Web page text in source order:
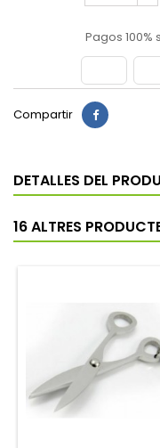
Pagos 100%
Compartir
DETALLES DEL
16 ALTRES